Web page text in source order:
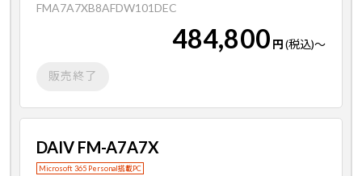
FMA7A7XB8AFDW101DEC
484,800 円(税込)～
販売終了
DAIV FM-A7A7X
Microsoft 365 Personal搭載PC